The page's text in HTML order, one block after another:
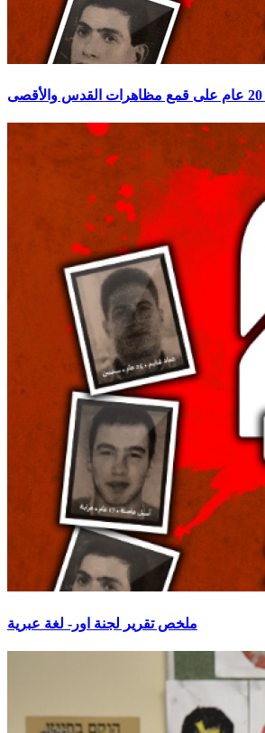
ملخص تقرير لجنة اور- لغة عبرية